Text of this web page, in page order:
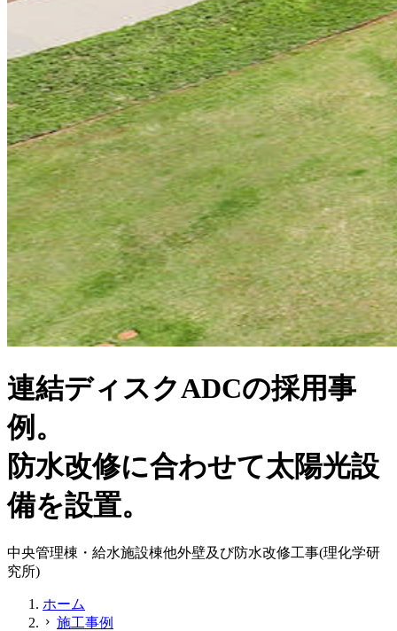
連結ディスクADCの採用事
例。
防水改修に合わせて太陽光設
備を設置。
中央管理棟・給水施設棟他外壁及び防水改修工事(理化学研
究所)
ホーム
chevron_right 施工事例